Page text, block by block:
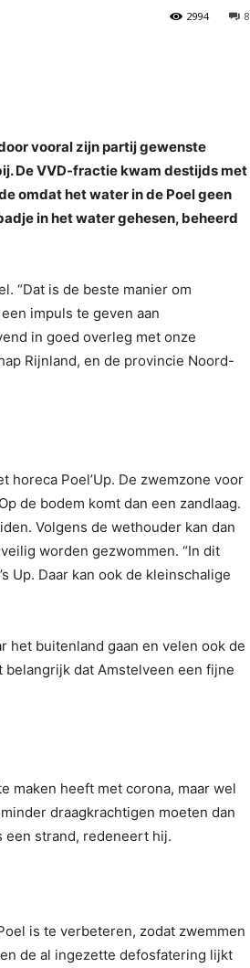
8
2994
vooral zijn partij gewenste
De VVD-fractie kwam destijds met
omdat het water in de Poel geen
in het water gehesen, beheerd
“Dat is de beste manier om
impuls te geven aan
in goed overleg met onze
Rijnland, en de provincie Noord-
horeca Poel’Up. De zwemzone voor
de bodem komt dan een zandlaag.
Volgens de wethouder kan dan
worden gezwommen. “In dit
Up. Daar kan ook de kleinschalige
het buitenland gaan en velen ook de
dat Amstelveen een fijne
maken heeft met corona, maar wel
draagkrachtigen moeten dan
een strand, redeneert hij.
is te verbeteren, zodat zwemmen
de al ingezette defosfatering lijkt